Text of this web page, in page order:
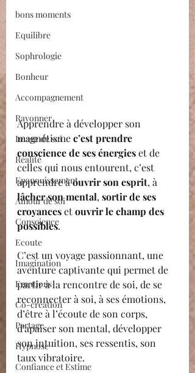
bons moments
Equilibre
Sophrologie
Bonheur
Accompagnement
Rayonner
Image de soi
Réalité
Epanouissement
Amour de soi
Conscience
Ecoute
Imagination
Emotions
Co-création
Partage
Hypnose
Confiance et Estime
Apprendre à développer son
magnétisme c’est prendre
conscience de ses énergies et de
celles qui nous entourent, c’est
apprendre à ouvrir son esprit, à
lâcher son mental, sortir de ses
croyances et ouvrir le champ des
possibles.
C’est un voyage passionnant, une
aventure captivante qui permet de
partir à la rencontre de soi, de se
reconnecter à soi, à ses émotions,
d’être à l’écoute de son corps,
d’apaiser son mental, développer
son intuition, ses ressentis, son
taux vibratoire.